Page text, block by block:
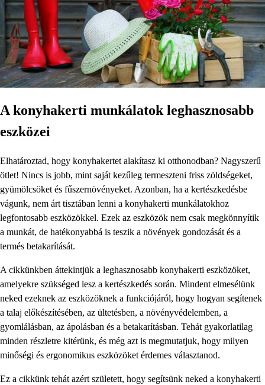
A konyhakerti munkálatok leghasznosabb
eszközei
Elhatároztad, hogy konyhakertet alakítasz ki otthonodban? Nagyszerű
ötlet! Nincs is jobb, mint saját kezűleg termeszteni friss zöldségeket,
gyümölcsöket és fűszernövényeket. Azonban, ha a kertészkedésbe
vágunk, nem árt tisztában lenni a konyhakerti munkálatokhoz
legfontosabb eszközökkel. Ezek az eszközök nem csak megkönnyítik
a munkát, de hatékonyabbá is teszik a növények gondozását és a
termés betakarítását.
A cikkünkben áttekintjük a leghasznosabb konyhakerti eszközöket,
amelyekre szükséged lesz a kertészkedés során. Mindent elmesélünk
neked ezeknek az eszközöknek a funkciójáról, hogy hogyan segítenek
a talaj előkészítésében, az ültetésben, a növényvédelemben, a
gyomlálásban, az ápolásban és a betakarításban. Tehát gyakorlatilag
minden részletre kitérünk, és még azt is megmutatjuk, hogy milyen
minőségi és ergonomikus eszközöket érdemes választanod.
Ez a cikkünk tehát azért született, hogy segítsünk neked a konyhakerti